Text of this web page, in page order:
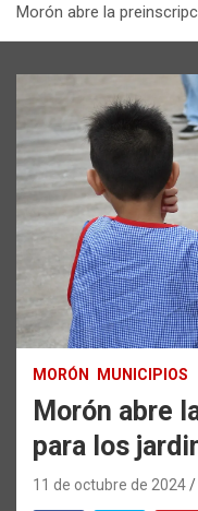
Morón abre la
MORÓN MUNICIPIOS
Morón abre
para los
11 de octubre de 2024